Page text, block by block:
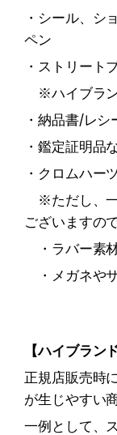
・シール、シ
ペン
・ストリート
※ハイブラン
・納品書/レシ
・鑑定証明品
・クロムハー
※ただし、一
ございますの
・ラバー素
・メガネや
【ハイブラン
正規店販売時
が生じやすい
一例として、